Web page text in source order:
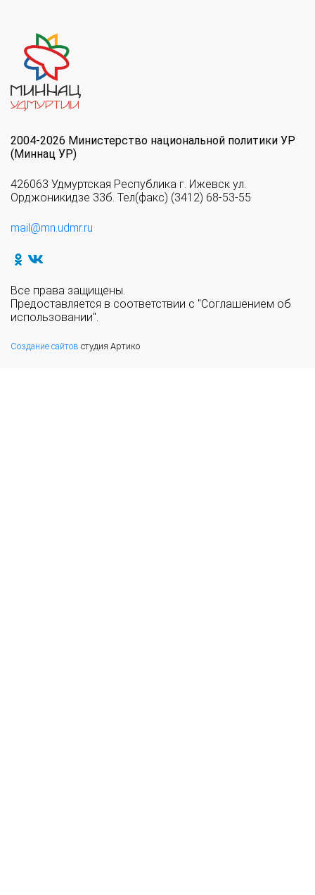
2004-2026 Министерство национальной политики УР
(Миннац УР)
426063 Удмуртская Республика г. Ижевск ул.
Орджоникидзе 33б. Тел(факс) (3412) 68-53-55
mail@mn.udmr.ru
Все права защищены.
Предоставляется в соответствии с "Соглашением об
использовании".
Создание сайтов студия Артико